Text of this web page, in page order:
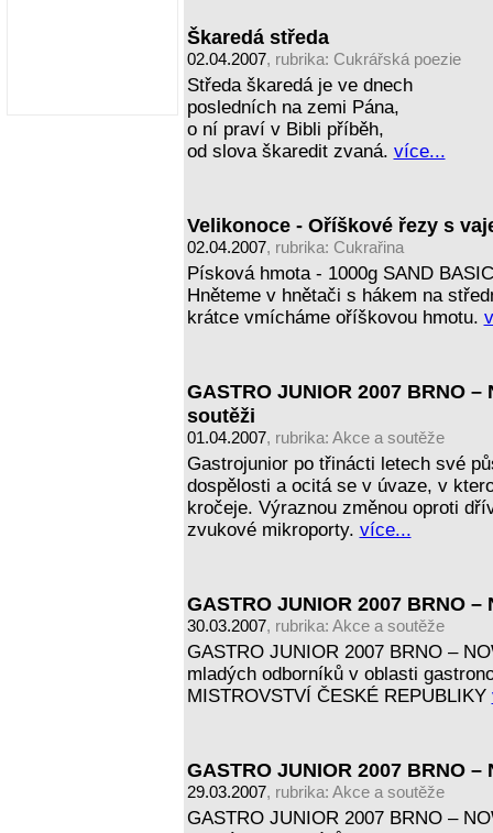
Škaredá středa
02.04.2007, rubrika: Cukrářská poezie
Středa škaredá je ve dnech
posledních na zemi Pána,
o ní praví v Bibli příběh,
od slova škaredit zvaná. více...
Velikonoce - Oříškové řezy s
02.04.2007, rubrika: Cukrařina
Písková hmota - 1000g SAND
Hněteme v hnětači s hákem na
krátce vmícháme oříškovou hmotu.
GASTRO JUNIOR 2007 BRNO
soutěži
01.04.2007, rubrika: Akce a soutěže
Gastrojunior po třinácti letech své
dospělosti a ocitá se v úvaze, v
kročeje. Výraznou změnou oproti
zvukové mikroporty. více...
GASTRO JUNIOR 2007 BRNO
30.03.2007, rubrika: Akce a soutěže
GASTRO JUNIOR 2007 BRNO –
mladých odborníků v oblasti
MISTROVSTVÍ ČESKÉ REPUBLIKY
GASTRO JUNIOR 2007 BRNO
29.03.2007, rubrika: Akce a soutěže
GASTRO JUNIOR 2007 BRNO –